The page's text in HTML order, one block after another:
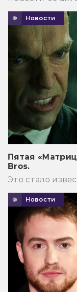
Новости
Пятая
Bros.
Это стало
Новости